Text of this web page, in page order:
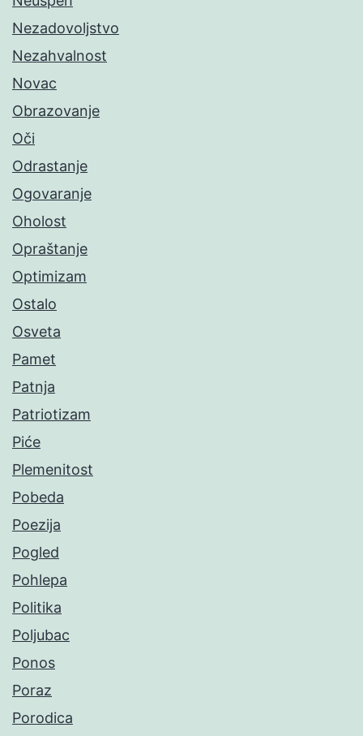
Nezadovoljstvo
Nezahvalnost
Novac
Obrazovanje
Oči
Odrastanje
Ogovaranje
Oholost
Opraštanje
Optimizam
Ostalo
Osveta
Pamet
Patnja
Patriotizam
Piće
Plemenitost
Pobeda
Poezija
Pogled
Pohlepa
Politika
Poljubac
Ponos
Poraz
Porodica